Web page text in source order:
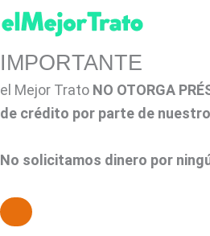
IMPORTANTE
el Mejor Trato NO OTORGA
de crédito por parte de
No solicitamos dinero por